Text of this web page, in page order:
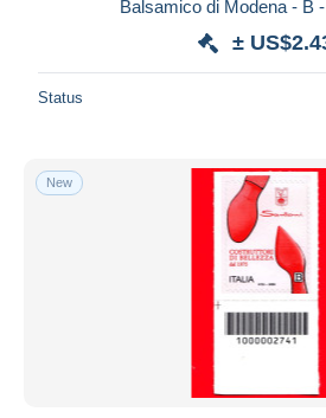
Balsamico di Modena - B
±
Status
New